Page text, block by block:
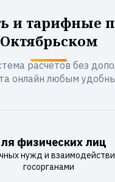
и тарифные
Октябрьском
расчетов без
онлайн любым
физических лиц
нужд и
госорганами